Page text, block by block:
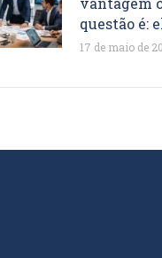
questão é:
17 de maio de